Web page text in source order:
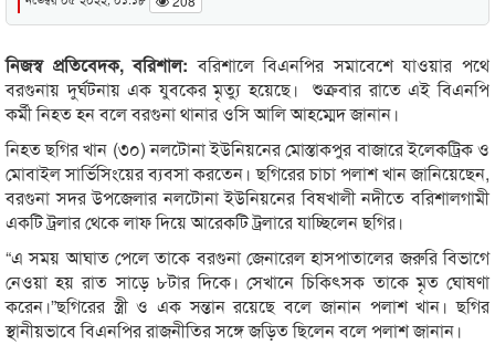
নিজস্ব প্রতিবেদক, বরিশাল: বরিশালে বিএনপির সমাবেশে যাওয়ার পথে
বরগুনায় দুর্ঘটনায় এক যুবকের মৃত্যু হয়েছে। শুক্রবার রাতে এই বিএনপি
কর্মী নিহত হন বলে বরগুনা থানার ওসি আলি আহম্মেদ জানান।
নিহত ছগির খান (৩০) নলটোনা ইউনিয়নের মোস্তাকপুর বাজারে ইলেকট্রিক ও
মোবাইল সার্ভিসিংয়ের ব্যবসা করতেন। ছগিরের চাচা পলাশ খান জানিয়েছেন,
বরগুনা সদর উপজেলার নলটোনা ইউনিয়নের বিষখালী নদীতে বরিশালগামী
একটি ট্রলার থেকে লাফ দিয়ে আরেকটি ট্রলারে যাচ্ছিলেন ছগির।
“এ সময় আঘাত পেলে তাকে বরগুনা জেনারেল হাসপাতালের জরুরি বিভাগে
নেওয়া হয় রাত সাড়ে ৮টার দিকে। সেখানে চিকিৎসক তাকে মৃত ঘোষণা
করেন।”ছগিরের স্ত্রী ও এক সন্তান রয়েছে বলে জানান পলাশ খান। ছগির
স্থানীয়ভাবে বিএনপির রাজনীতির সঙ্গে জড়িত ছিলেন বলে পলাশ জানান।